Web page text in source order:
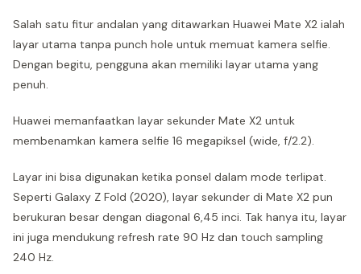
Salah satu fitur andalan yang ditawarkan Huawei Mate X2 ialah
layar utama tanpa punch hole untuk memuat kamera selfie.
Dengan begitu, pengguna akan memiliki layar utama yang
penuh.
Huawei memanfaatkan layar sekunder Mate X2 untuk
membenamkan kamera selfie 16 megapiksel (wide, f/2.2).
Layar ini bisa digunakan ketika ponsel dalam mode terlipat.
Seperti Galaxy Z Fold (2020), layar sekunder di Mate X2 pun
berukuran besar dengan diagonal 6,45 inci. Tak hanya itu, layar
ini juga mendukung refresh rate 90 Hz dan touch sampling
240 Hz.